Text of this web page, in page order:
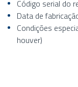
Código serial do
Data de
Condições
houver)